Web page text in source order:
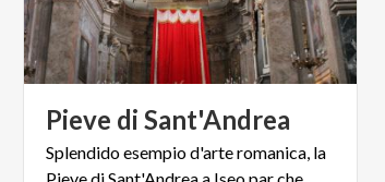
Pieve di Sant'Andrea
Splendido esempio d'arte romanica, la